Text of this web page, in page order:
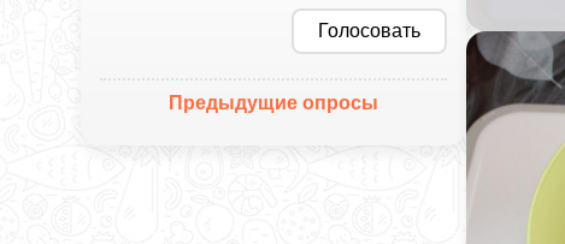
Голосовать
Предыдущие опросы